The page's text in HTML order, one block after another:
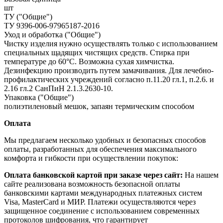
шт
ТУ ("Общие")
ТУ 9396-006-97965187-2016
Уход и обработка ("Общие")
Чистку изделия нужно осуществлять только с использованием
специальных щадящих чистящих средств. Стирка при
температуре до 60°С. Возможна сухая химчистка.
Дезинфекцию производить путем замачивания. Для лечебно-
профилактических учреждений согласно п.11.20 гл.1, п.2.6. и
2.16 гл.2 СанПиН 2.1.3.2630-10.
Упаковка ("Общие")
полиэтиленовый мешок, запаян термическим способом
Оплата
Мы предлагаем несколько удобных и безопасных способов
оплаты, разработанных для обеспечения максимального
комфорта и гибкости при осуществлении покупок:
Оплата банковской картой при заказе через сайт: На нашем
сайте реализована возможность безопасной оплаты
банковскими картами международных платежных систем
Visa, MasterCard и МИР. Платежи осуществляются через
защищенное соединение с использованием современных
протоколов шифрования, что гарантирует